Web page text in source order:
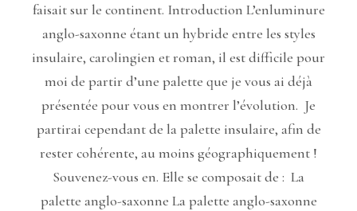
faisait sur le continent. Introduction L’enluminure
anglo-saxonne étant un hybride entre les styles
insulaire, carolingien et roman, il est difficile pour
moi de partir d’une palette que je vous ai déjà
présentée pour vous en montrer l’évolution. Je
partirai cependant de la palette insulaire, afin de
rester cohérente, au moins géographiquement !
Souvenez-vous en. Elle se composait de : La
palette anglo-saxonne La palette anglo-saxonne